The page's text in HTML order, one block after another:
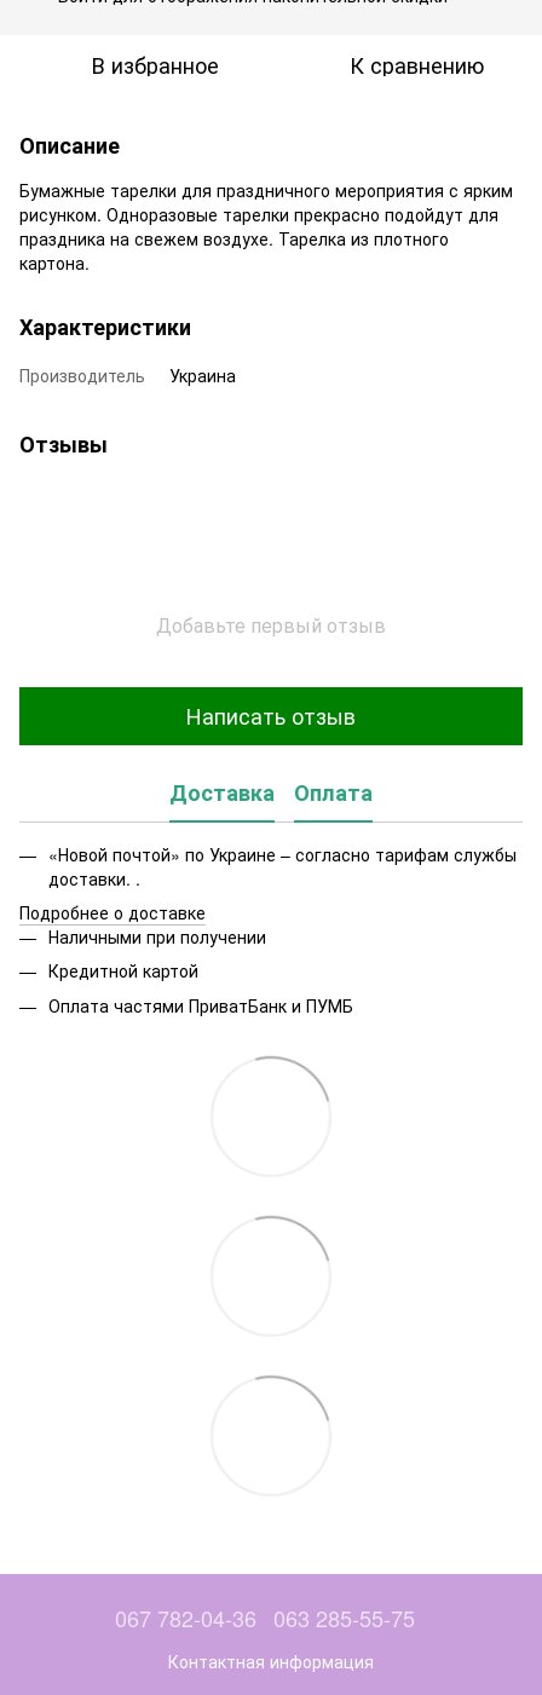
В избранное К сравнению
Описание
Бумажные тарелки для праздничного мероприятия с ярким
рисунком. Одноразовые тарелки прекрасно подойдут для
праздника на свежем воздухе. Тарелка из плотного
картона.
Характеристики
Производитель Украина
Отзывы
Добавьте первый отзыв
Написать отзыв
Доставка Оплата
«Новой почтой» по Украине – согласно тарифам службы
доставки. .
Подробнее о доставке
Наличными при получении
Кредитной картой
Оплата частями ПриватБанк и ПУМБ
067 782-04-36 063 285-55-75
Контактная информация